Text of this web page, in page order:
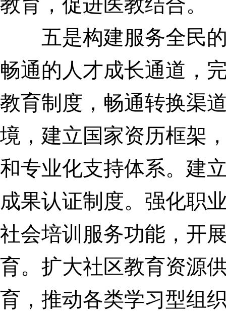
五是构建服务全民的
畅通的人才成长通道，
教育制度，畅通转换渠
境，建立国家资历框架
和专业化支持体系。建
成果认证制度。强化职
社会培训服务功能，开
育。扩大社区教育资源
育，推动各类学习型组